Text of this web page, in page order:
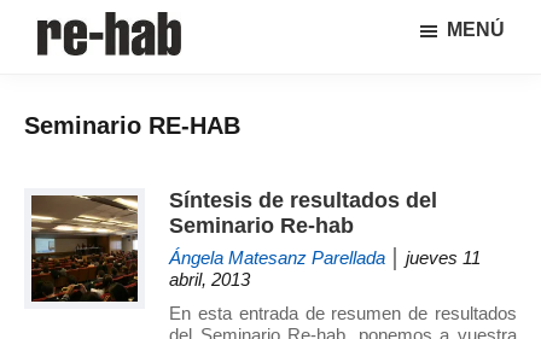
lateral
│
Crisis
rehabilitación
y
regeneración
difusión
sobre
la
adaptación
de
MENÚ
Seminario RE-HAB
Síntesis de resultados del
Seminario Re-hab
Ángela Matesanz Parellada │ jueves 11
abril, 2013
En esta entrada de resumen de resultados